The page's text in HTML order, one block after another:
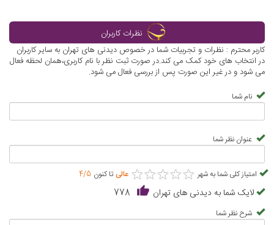
موزه استاد بهزاد کاخ سعدآباد تهران موزه تنوع زیستی پردیسان در تهران
موزه رضا عباسی تهران
موزه خودروهای تاریخی در کاخ
موزه خط و كتابت میرعماد کاخ
سعدآباد تهران
نظرات کاربران
کاربر محترم : نظرات و تجربیات شما در خصوص دیدنی های تهران به سایر کاربران
در انتخاب های خود کمک می کند.در صورت ثبت نظر با نام کاربری،همان لحظه فعال
می شود و در غیر این صورت پس از بررسی فعال می شود.
نام شما
عنوان نظر شما
امتیاز کلی شما به شهر ★★★★★
★★★★★ عالی تا کنون 4/5
لایک شما به دیدنی های تهران 778
شرح نظر شما